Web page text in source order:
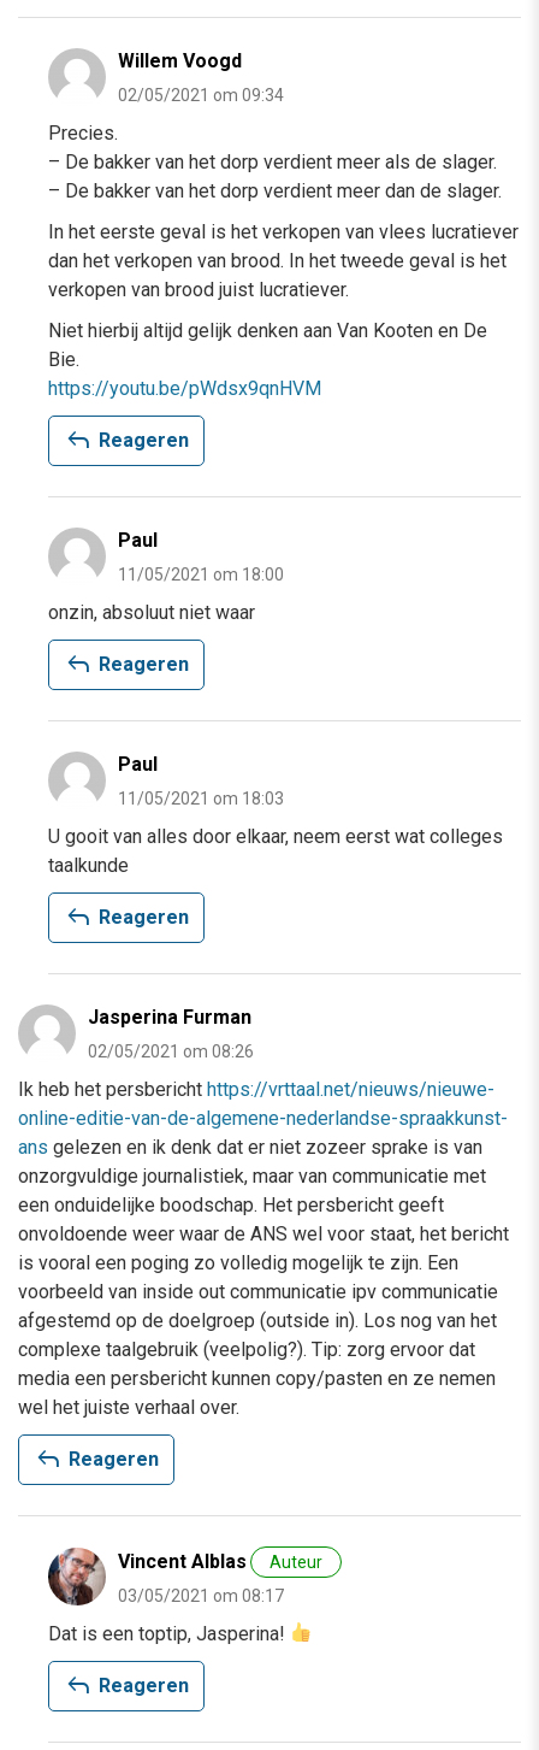
Willem Voogd
02/05/2021 om 09:34
Precies.
– De bakker van het dorp verdient meer als de slager.
– De bakker van het dorp verdient meer dan de slager.
In het eerste geval is het verkopen van vlees lucratiever
dan het verkopen van brood. In het tweede geval is het
verkopen van brood juist lucratiever.
Niet hierbij altijd gelijk denken aan Van Kooten en De
Bie.
https://youtu.be/pWdsx9qnHVM
reply Reageren
Paul
11/05/2021 om 18:00
onzin, absoluut niet waar
reply Reageren
Paul
11/05/2021 om 18:03
U gooit van alles door elkaar, neem eerst wat colleges
taalkunde
reply Reageren
Jasperina Furman
02/05/2021 om 08:26
Ik heb het persbericht https://vrttaal.net/nieuws/nieuwe-
online-editie-van-de-algemene-nederlandse-spraakkunst-
ans gelezen en ik denk dat er niet zozeer sprake is van
onzorgvuldige journalistiek, maar van communicatie met
een onduidelijke boodschap. Het persbericht geeft
onvoldoende weer waar de ANS wel voor staat, het bericht
is vooral een poging zo volledig mogelijk te zijn. Een
voorbeeld van inside out communicatie ipv communicatie
afgestemd op de doelgroep (outside in). Los nog van het
complexe taalgebruik (veelpolig?). Tip: zorg ervoor dat
media een persbericht kunnen copy/pasten en ze nemen
wel het juiste verhaal over.
reply Reageren
Vincent Alblas
Auteur
03/05/2021 om 08:17
Dat is een toptip, Jasperina!
reply Reageren